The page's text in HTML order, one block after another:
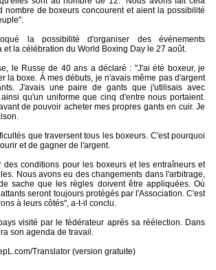
nombre de boxeurs concourent et aient la possibilité
la possibilité d'organiser des événements
et la célébration du World Boxing Day le 27 août.
le Russe de 40 ans a déclaré : "J'ai été boxeur, je
la boxe. À mes débuts, je n'avais même pas d'argent
J'avais une paire de gants que j'utilisais avec
qu'un uniforme que cinq d'entre nous portaient.
de pouvoir acheter mes propres gants en cuir. Je
que traversent tous les boxeurs. C'est pourquoi
et de gagner de l'argent.
des conditions pour les boxeurs et les entraîneurs et
Nous avons eu des changements dans l'arbitrage,
sache que les règles doivent être appliquées. Où
seront toujours protégés par l'Association. C'est
à leurs côtés", a-t-il conclu.
visité par le fédérateur après sa réélection. Dans
son agenda de travail.
Translator (version gratuite)